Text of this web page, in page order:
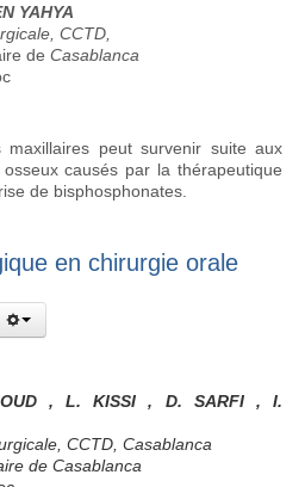
YAHYA
CCTD,
de Casablanca
maxillaires peut survenir suite aux
causés par la thérapeutique
de bisphosphonates.
en chirurgie orale
, L. KISSI , D. SARFI , I.
CCTD, Casablanca
de Casablanca